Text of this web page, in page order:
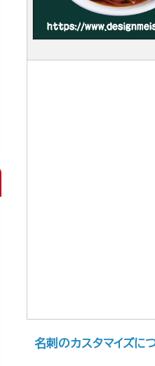
名刺のカスタマイズに